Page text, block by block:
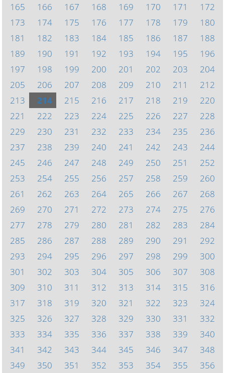
165
166 167 168 169 170 171
172
173
174 175 176 177 178 179
180
181
182 183 184 185 186 187
188
189
190 191 192 193 194 195
196
197
198 199 200 201 202 203
204
205
206 207 208 209 210 211
212
213
214 215 216 217 218 219
220
221
222 223 224 225 226 227
228
229
230 231 232 233 234 235
236
237
238 239 240 241 242 243
244
245
246 247 248 249 250 251
252
253
254 255 256 257 258 259
260
261
262 263 264 265 266 267
268
269
270 271 272 273 274 275
276
277
278 279 280 281 282 283
284
285
286 287 288 289 290 291
292
293
294 295 296 297 298 299
300
301
302 303 304 305 306 307
308
309
310 311 312 313 314 315
316
317
318 319 320 321 322 323
324
325
326 327 328 329 330 331
332
333
334 335 336 337 338 339
340
341
342 343 344 345 346 347
348
349
350 351 352 353 354 355 356